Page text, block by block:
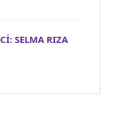
SELMA RIZA